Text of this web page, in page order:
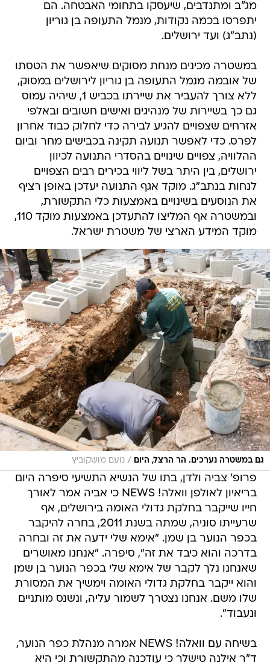
מג"ב ומתנדבים, שיעסקו בתחומי האבטחה. הם
יתפרסו בכמה נקודות, מנמל התעופה בן גוריון
(נתב"ג) ועד ירושלים.
במשטרה מכינים מנחת מסוקים שיאפשר את הטסתו
של אובמה מנמל התעופה בן גוריון לירושלים במסוק,
ללא צורך להעביר את שיירתו בכביש 1, שיהיה עמוס
גם כך בשיירות של מנהיגים ואישים חשובים ובאלפי
אזרחים שצפויים להגיע לבירה כדי לחלוק כבוד אחרון
לפרס. כדי לאפשר תנועה תקינה בכבישים מחר וביום
ההלוויה, צפויים שינויים בהסדרי התנועה לכיוון
ירושלים, בין היתר בשל ליווי בכירים רבים הצפויים
לנחות בנתב"ג. מוקד אגף התנועה יעדכן באופן רציף
את הנוסעים בשינויים באמצעות כלי התקשורת,
ובמשטרה אף המליצו להתעדכן באמצעות מוקד 110,
מוקד המידע הארצי של משטרת ישראל.
גם במשטרה נערכים. הר הרצל, היום / נועם מושקוביץ
פרופ' צביה ולדן, בתו של הנשיא התשיעי סיפרה היום
בריאיון לאולפן וואלה! NEWS כי אביה אמר לאורך
חייו שייקבר בחלקת גדולי האומה בירושלים, אף
שרעייתו סוניה, שמתה בשנת 2011, בחרה להיקבר
בכפר הנוער בן שמן. "אימא שלי ידעה את זה ובחרה
בדרכה והוא כיבד את זה", סיפרה. "אנחנו מאושרים
שאנחנו נלך לקבר של אימא שלי בכפר הנוער בן שמן
והוא ייקבר בחלקת גדולי האומה וימשיך את המסורת
שלו משם. אנחנו נצטרך לשמור עליה, ונשנס מותניים
ונעבוד".
בשיחה עם וואלה! NEWS אמרה מנהלת כפר הנוער,
ד"ר אילנה טישלר כי עודכנה מהתקשורת וכי היא